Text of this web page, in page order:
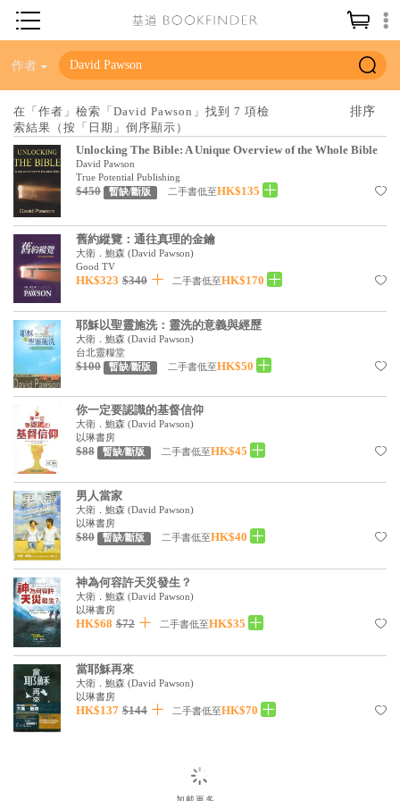
神學／教義
聖經
信仰入門
教會歷史
靈修／禱告
信徒生活
教會事工
分齡牧養
社會／倫理
哲學／宗教比較
見證／傳記
文藝／勵志
童書
精選影音
其他
禮品專區
得獎作品推介
中文二手書
英文二手書
作者
在「作者」檢索「David Pawson」找到 7 項檢
索結果（按「日期」倒序顯示）
Unlocking The Bible: A Unique Overview of the Whole Bible
David Pawson
True Potential Publishing
$450 暫缺/斷版 二手書低至HK$135
舊約縱覽：通往真理的金鑰
大衛．鮑森 (David Pawson)
Good TV
HK$323 $340 二手書低至HK$170
耶穌以聖靈施洗：靈洗的意義與經歷
大衛．鮑森 (David Pawson)
台北靈糧堂
$100 暫缺/斷版 二手書低至HK$50
你一定要認識的基督信仰
大衛．鮑森 (David Pawson)
以琳書房
$88 暫缺/斷版 二手書低至HK$45
男人當家
大衛．鮑森 (David Pawson)
以琳書房
$80 暫缺/斷版 二手書低至HK$40
神為何容許天災發生？
大衛．鮑森 (David Pawson)
以琳書房
HK$68 $72 二手書低至HK$35
當耶穌再來
大衛．鮑森 (David Pawson)
以琳書房
HK$137 $144 二手書低至HK$70